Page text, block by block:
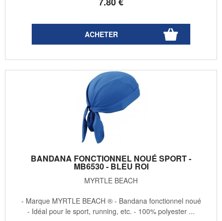
BANDANA FONCTIONNEL NOUÉ SPORT -
MB6530 - BLEU ROI
MYRTLE BEACH
- Marque MYRTLE BEACH ® - Bandana fonctionnel noué
- Idéal pour le sport, running, etc. - 100% polyester ...